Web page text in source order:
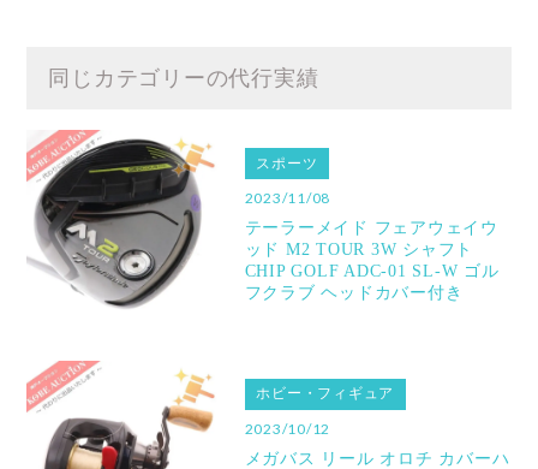
同じカテゴリーの代行実績
スポーツ
2023/11/08
テーラーメイド フェアウェイウ
ッド M2 TOUR 3W シャフト
CHIP GOLF ADC-01 SL-W ゴル
フクラブ ヘッドカバー付き
ホビー・フィギュア
2023/10/12
メガバス リール オロチ カバーハ